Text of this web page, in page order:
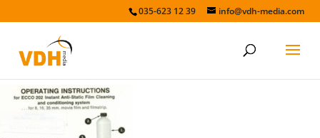
035-623 12 39 info@vdh-media.com